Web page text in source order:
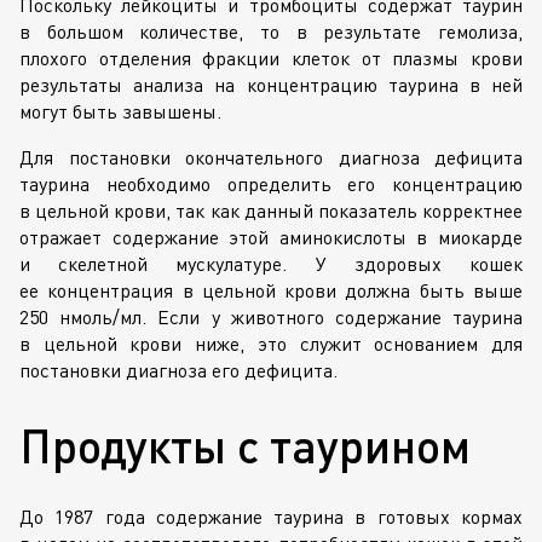
в большом количестве, то в результате гемолиза,
плохого отделения фракции клеток от плазмы крови
результаты анализа на концентрацию таурина в ней
могут быть завышены.
Для постановки окончательного диагноза дефицита
таурина необходимо определить его концентрацию
в цельной крови, так как данный показатель корректнее
отражает содержание этой аминокислоты в миокарде
и скелетной мускулатуре. У здоровых кошек
ее концентрация в цельной крови должна быть выше
250 нмоль/мл. Если у животного содержание таурина
в цельной крови ниже, это служит основанием для
постановки диагноза его дефицита.
Продукты с таурином
До 1987 года содержание таурина в готовых кормах